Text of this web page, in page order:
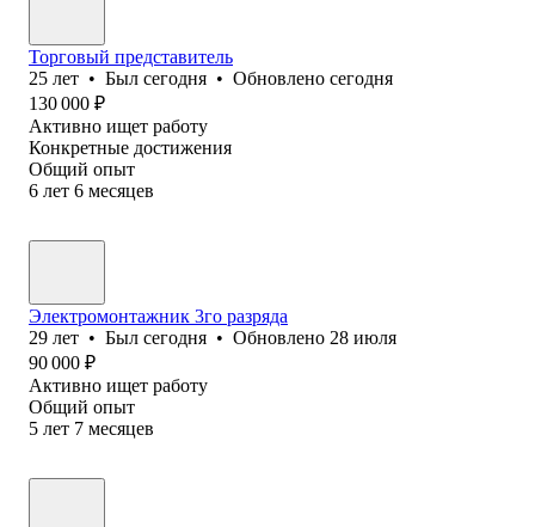
Торговый представитель
25 лет • Был сегодня • Обновлено сегодня
130 000 ₽
Активно ищет работу
Конкретные достижения
Общий опыт
6 лет 6 месяцев
Электромонтажник 3го разряда
29 лет • Был сегодня • Обновлено 28 июля
90 000 ₽
Активно ищет работу
Общий опыт
5 лет 7 месяцев